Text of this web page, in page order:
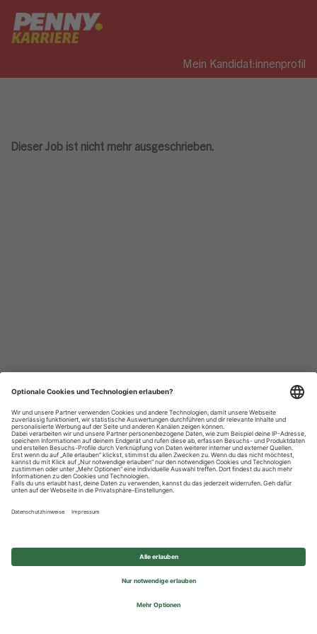
Mein Kandidat:innenprofil
Dieser Job ist nicht mehr ausgeschrieben.
Datenschutzhinweise
Impressum
Privatsphäre-Einstellungen
© 2026 REWE Group - All rights reserved